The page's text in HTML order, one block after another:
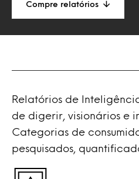
Compre relatórios
Relatórios de
de digerir, visionários e
Categorias de
pesquisados,